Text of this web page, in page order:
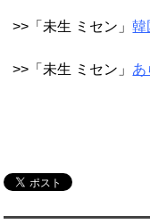
>>「未生 ミセン」韓
>>「未生 ミセン」 あ